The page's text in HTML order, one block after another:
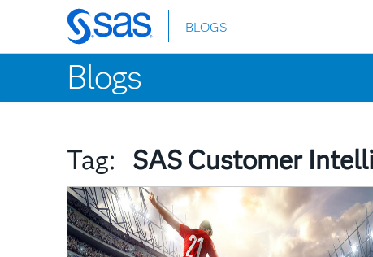
Skip
to
main
content
BLOGS
Blogs
Tag: SAS Customer